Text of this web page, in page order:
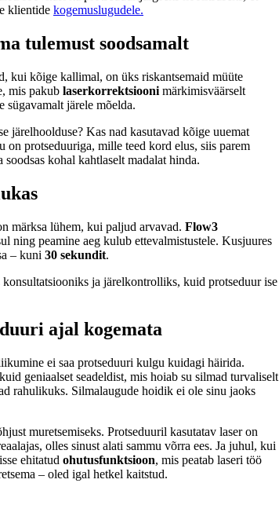
klientide kogemuslugudele.
tulemust soodsamalt
kui kõige kallimal, on üks riskantsemaid müüte
mis pakub laserkorrektsiooni märkimisväärselt
sügavamalt järele mõelda.
järelhoolduse? Kas nad kasutavad kõige uuemat
protseduuriga, mille teed kord elus, siis parem
kohal kahtlaselt madalat hinda.
märksa lühem, kui paljud arvavad. Flow3
ning peamine aeg kulub ettevalmistustele. Kusjuures
– kuni 30 sekundit.
konsultatsiooniks ja järelkontrolliks, kuid protseduur ise
ajal kogemata
ei saa protseduuri kulgu kuidagi häirida.
geniaalset seadeldist, mis hoiab su silmad turvaliselt
rahulikuks. Silmalaugude hoidik ei ole sinu jaoks
muretsemiseks. Protseduuril kasutatav laser on
olles sinust alati sammu võrra ees. Ja juhul, kui
ehitatud ohutusfunktsioon, mis peatab laseri töö
– oled igal hetkel kaitstud.